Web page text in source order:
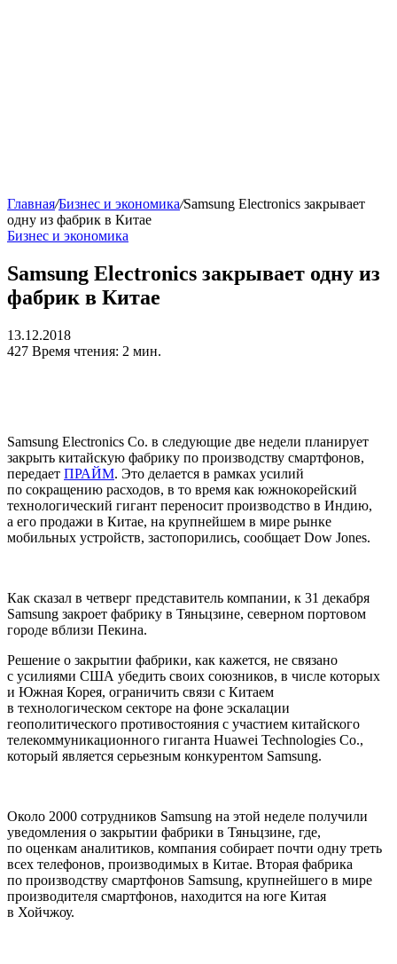
Главная/Бизнес и экономика/Samsung Electronics закрывает
одну из фабрик в Китае
Бизнес и экономика
Samsung Electronics закрывает одну из
фабрик в Китае
13.12.2018
427 Время чтения: 2 мин.
Samsung Electronics Co. в следующие две недели планирует
закрыть китайскую фабрику по производству смартфонов,
передает ПРАЙМ. Это делается в рамках усилий
по сокращению расходов, в то время как южнокорейский
технологический гигант переносит производство в Индию,
а его продажи в Китае, на крупнейшем в мире рынке
мобильных устройств, застопорились, сообщает Dow Jones.
Как сказал в четверг представитель компании, к 31 декабря
Samsung закроет фабрику в Тяньцзине, северном портовом
городе вблизи Пекина.
Решение о закрытии фабрики, как кажется, не связано
с усилиями США убедить своих союзников, в числе которых
и Южная Корея, ограничить связи с Китаем
в технологическом секторе на фоне эскалации
геополитического противостояния с участием китайского
телекоммуникационного гиганта Huawei Technologies Co.,
который является серьезным конкурентом Samsung.
Около 2000 сотрудников Samsung на этой неделе получили
уведомления о закрытии фабрики в Тяньцзине, где,
по оценкам аналитиков, компания собирает почти одну треть
всех телефонов, производимых в Китае. Вторая фабрика
по производству смартфонов Samsung, крупнейшего в мире
производителя смартфонов, находится на юге Китая
в Хойчжоу.